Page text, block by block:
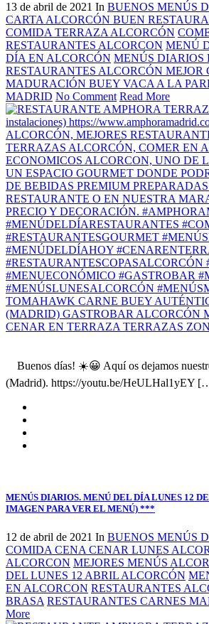
13 de abril de 2021 In BUENOS MENÚS
CARTA ALCORCÓN BUEN
COMIDA TERRAZA ALCORCÓN
RESTAURANTES ALCORCON MENÚ
DÍA EN ALCORCÓN MENÚS DIARIOS
RESTAURANTES ALCORCÓN
MADURACIÓN BUEY VACA A LA
MADRID No Comment Read More
Buenos días! ☀️😀 Aquí os dejamos
(Madrid). https://youtu.be/HeULHal1yEY
MENÚS DIARIOS. MENÚ DEL DÍA LUNES 12
IMAGEN PARA VER EL MENÚ) ***
12 de abril de 2021 In BUENOS MENÚS
COMIDA CENA CENAR LUNES
ALCORCON MEJORES MENÚS
DEL LUNES 12 ABRIL ALCORCÓN
EN ALCORCON RESTAURANTES
BRASA RESTAURANTES CARNES
More